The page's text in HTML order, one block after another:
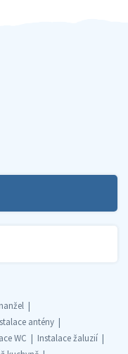
antény
WC
Instalace žaluzií